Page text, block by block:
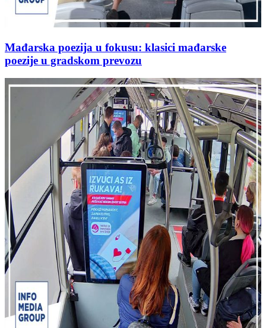
Mađarska poezija u fokusu: klasici mađarske
poezije u gradskom prevozu